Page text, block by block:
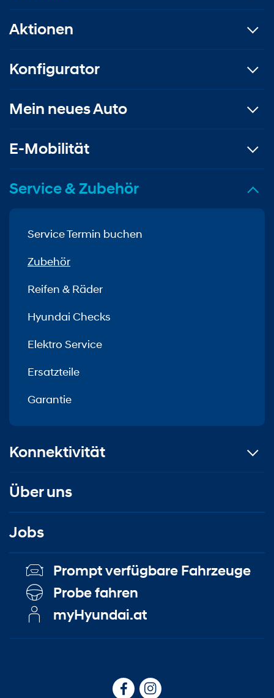
Aktionen
Konfigurator
Mein neues Auto
E-Mobilität
Service & Zubehör
Service Termin buchen
Zubehör
Reifen & Räder
Hyundai Checks
Elektro Service
Ersatzteile
Garantie
Konnektivität
Über uns
Jobs
Prompt verfügbare Fahrzeuge
Probe fahren
myHyundai.at